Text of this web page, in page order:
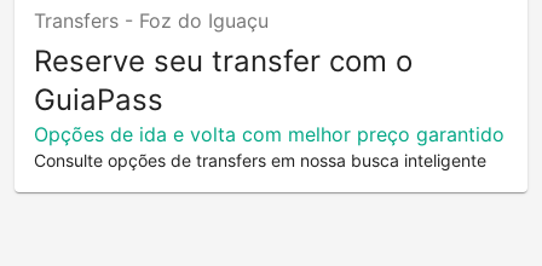
Transfers - Foz do Iguaçu
Reserve seu transfer com o
GuiaPass
Opções de ida e volta com melhor preço garantido
Consulte opções de transfers em nossa busca inteligente